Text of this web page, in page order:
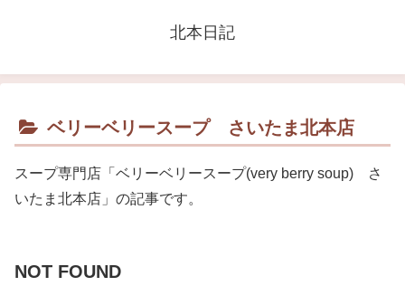
北本日記
ベリーベリースープ さいたま北本店
スープ専門店「ベリーベリースープ(very berry soup) さ
いたま北本店」の記事です。
NOT FOUND